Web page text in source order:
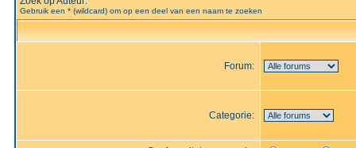
Gebruik een * (wildcard) om op een deel van een naam te zoeken
Forum:
Categorie: